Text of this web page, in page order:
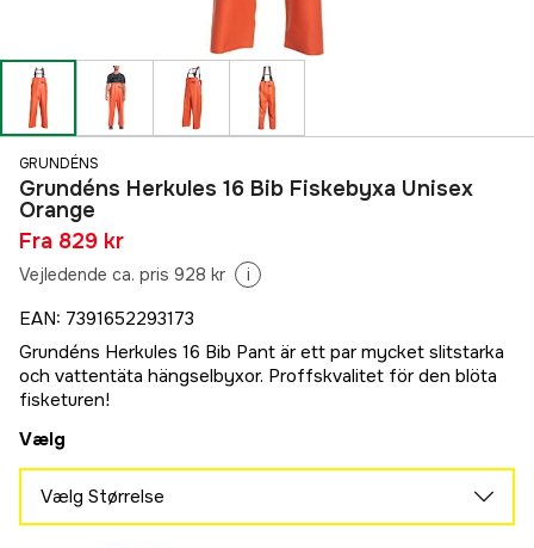
GRUNDÉNS
Grundéns Herkules 16 Bib Fiskebyxa Unisex
Orange
Fra 829 kr
Vejledende ca. pris 928 kr i
EAN: 7391652293173
Grundéns Herkules 16 Bib Pant är ett par mycket slitstarka
och vattentäta hängselbyxor. Proffskvalitet för den blöta
fisketuren!
Vælg
Vælg Størrelse